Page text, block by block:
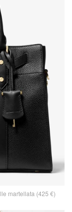
martellata (425 €)